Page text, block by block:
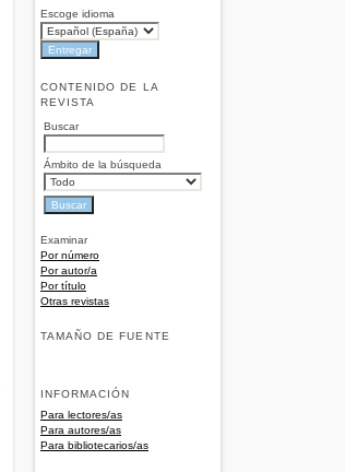
Escoge idioma
CONTENIDO DE LA
REVISTA
Buscar
Ámbito de la búsqueda
Examinar
Por número
Por autor/a
Por título
Otras revistas
TAMAÑO DE FUENTE
INFORMACIÓN
Para lectores/as
Para autores/as
Para bibliotecarios/as